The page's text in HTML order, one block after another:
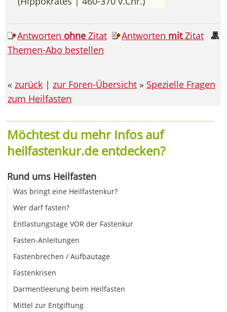
Antworten ohne Zitat Antworten mitZitat
Themen-Abo bestellen
« zurück | zur Foren-Übersicht » Spezielle Fragen
zum Heilfasten
Möchtest du mehr Infos auf
heilfastenkur.de entdecken?
Rund ums Heilfasten
Was bringt eine Heilfastenkur?
Wer darf fasten?
Entlastungstage VOR der Fastenkur
Fasten-Anleitungen
Fastenbrechen / Aufbautage
Fastenkrisen
Darmentleerung beim Heilfasten
Mittel zur Entgiftung